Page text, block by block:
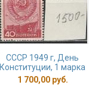
СССР 1949 г, День
Конституции, 1 марка
1 700,00 руб.